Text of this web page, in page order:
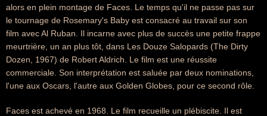
alors en plein montage de Faces. Le temps qu'il ne passe pas sur
le tournage de Rosemary's Baby est consacré au travail sur son
film avec Al Ruban. Il incarne avec plus de succès une petite frappe
meurtrière, un an plus tôt, dans Les Douze Salopards (The Dirty
Dozen, 1967) de Robert Aldrich. Le film est une réussite
commerciale. Son interprétation est saluée par deux nominations,
l'une aux Oscars, l'autre aux Golden Globes, pour ce second rôle.
Faces est achevé en 1968. Le film recueille un plébiscite. Il est